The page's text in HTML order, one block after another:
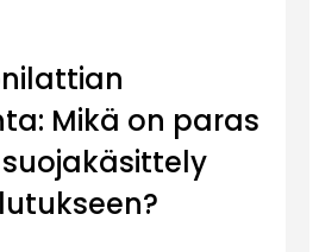
Mikä on paras